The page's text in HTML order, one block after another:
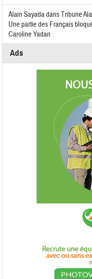
Alain SayadadansTribune
Une partie des Français
Caroline Yadan
Ads